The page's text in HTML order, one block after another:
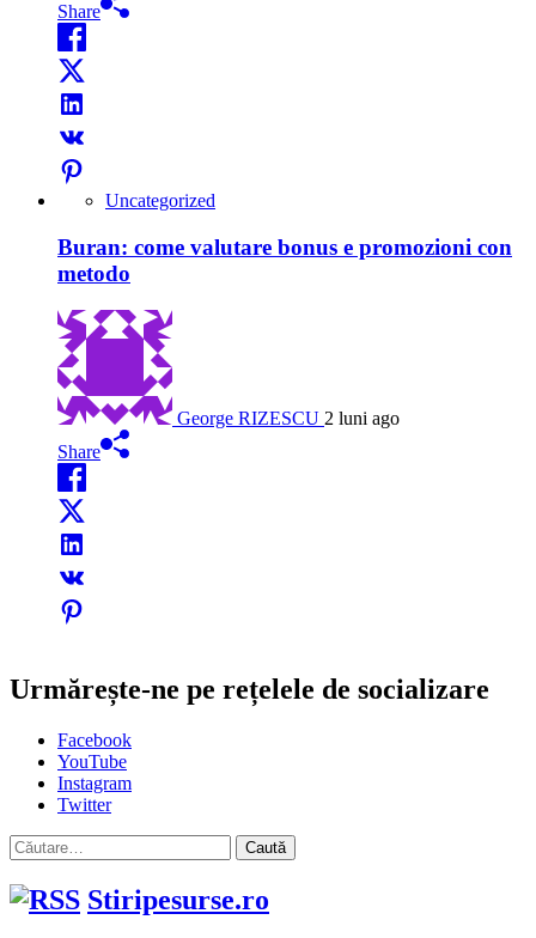
Share
Uncategorized
Buran: come valutare bonus e promozioni con
metodo
George RIZESCU 2 luni ago
Share
Urmărește-ne pe rețelele de socializare
Facebook
YouTube
Instagram
Twitter
Caută
după:
Stiripesurse.ro